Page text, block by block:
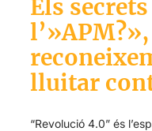
Els
lluitar
“Revolució 4.0” és